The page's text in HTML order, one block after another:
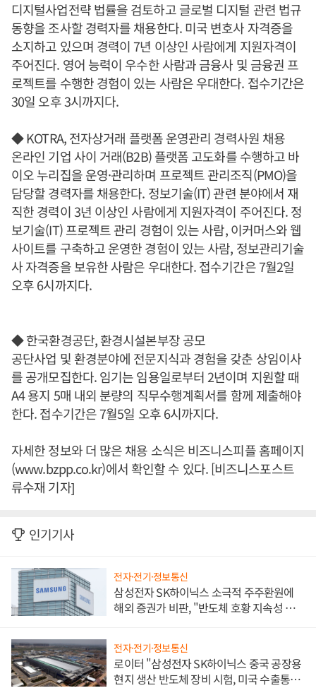
디지털사업전략 법률을 검토하고 글로벌 디지털 관련 법규
동향을 조사할 경력자를 채용한다. 미국 변호사 자격증을
소지하고 있으며 경력이 7년 이상인 사람에게 지원자격이
주어진다. 영어 능력이 우수한 사람과 금융사 및 금융권 프
로젝트를 수행한 경험이 있는 사람은 우대한다. 접수기간은
30일 오후 3시까지다.
◆ KOTRA, 전자상거래 플랫폼 운영관리 경력사원 채용
온라인 기업 사이 거래(B2B) 플랫폼 고도화를 수행하고 바
이오 누리집을 운영·관리하며 프로젝트 관리조직(PMO)을
담당할 경력자를 채용한다. 정보기술(IT) 관련 분야에서 재
직한 경력이 3년 이상인 사람에게 지원자격이 주어진다. 정
보기술(IT) 프로젝트 관리 경험이 있는 사람, 이커머스와 웹
사이트를 구축하고 운영한 경험이 있는 사람, 정보관리기술
사 자격증을 보유한 사람은 우대한다. 접수기간은 7월2일
오후 6시까지다.
◆ 한국환경공단, 환경시설본부장 공모
공단사업 및 환경분야에 전문지식과 경험을 갖춘 상임이사
를 공개모집한다. 임기는 임용일로부터 2년이며 지원할 때
A4 용지 5매 내외 분량의 직무수행계획서를 함께 제출해야
한다. 접수기간은 7월5일 오후 6시까지다.
자세한 정보와 더 많은 채용 소식은 비즈니스피플 홈페이지
(www.bzpp.co.kr)에서 확인할 수 있다. [비즈니스포스트
류수재 기자]
인기기사
전자·전기·정보통신
삼성전자 SK하이닉스 소극적 주주환원에
해외 증권가 비판, "반도체 호황 지속성 의
전자·전기·정보통신
로이터 "삼성전자 SK하이닉스 중국 공장용
현지 생산 반도체 장비 시험, 미국 수출통제